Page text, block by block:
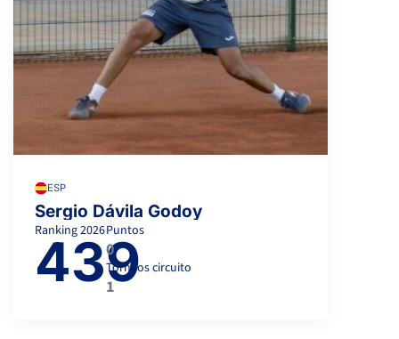
ESP
Sergio Dávila Godoy
Ranking2026
439
Puntos
0
Torneos circuito
1